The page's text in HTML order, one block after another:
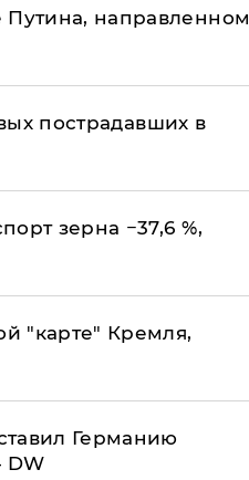
направленном
пострадавших в
зерна −37,6 %,
"карте" Кремля,
Германию
DW